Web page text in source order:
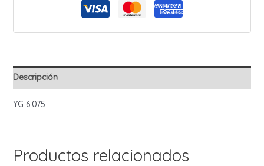
Descripción
YG 6.075
Productos relacionados